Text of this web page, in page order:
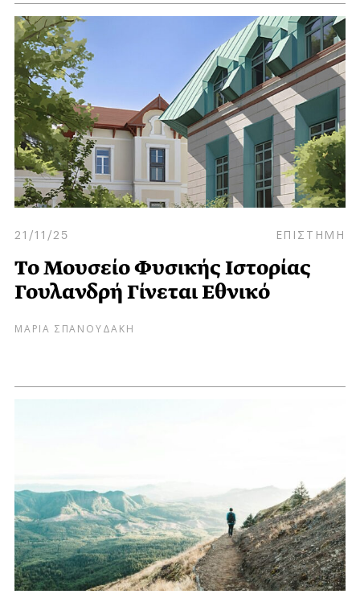
21/11/25 ΕΠΙΣΤΗΜΗ
Το Μουσείο Φυσικής Ιστορίας
Γουλανδρή Γίνεται Εθνικό
ΜΑΡΙΑ ΣΠΑΝΟΥΔΑΚΗ